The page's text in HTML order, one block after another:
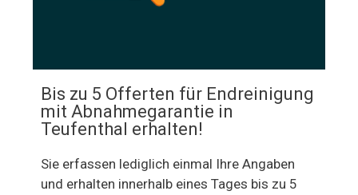
Bis zu 5 Offerten für Endreinigung
mit Abnahmegarantie in
Teufenthal erhalten!
Sie erfassen lediglich einmal Ihre Angaben
und erhalten innerhalb eines Tages bis zu 5